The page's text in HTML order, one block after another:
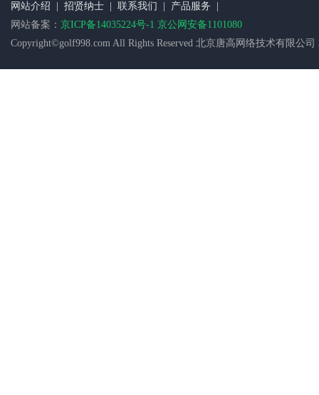
网站介绍 招贤纳士 联系我们 产品服务
网站备案： 京ICP备14035224号-1 京公网安备1101080
Copyright©golf998.com All Rights Reserved 北京唐高网络技术有限